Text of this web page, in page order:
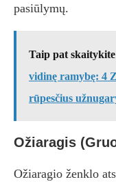
pasiūlymų.
Taip pat
vidinę ramybę: 4
rūpesčius
Ožiaragis
Ožiaragio ženklo